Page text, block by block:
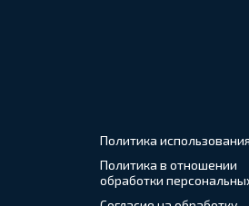
Политика
Политика в отношении
обработки